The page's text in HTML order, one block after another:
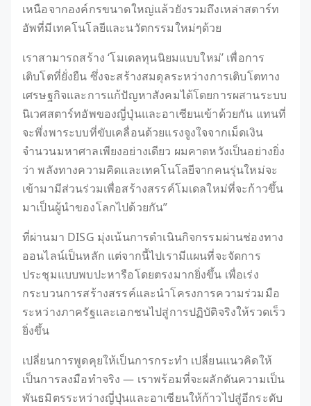
เหนือจากองค์กรขนาดใหญ่แล้วยังรวมถึงเหล่าสตาร์ท
อัพที่มีเทคโนโลยีและนวัตกรรมใหม่ๆด้วย
เราสามารถสร้าง ‘โมเดลทุนนิยมแบบใหม่’ เพื่อการ
เติบโตที่ยั่งยืน ซึ่งจะสร้างสมดุลระหว่างการเติบโตทาง
เศรษฐกิจและการแก้ปัญหาสังคมได้โดยการผสานระบบ
นิเวศสตาร์ทอัพของญี่ปุ่นและอาเซียนเข้าด้วยกัน แทนที่
จะพึ่งพาระบบที่ขับเคลื่อนด้วยแรงจูงใจจากเม็ดเงิน
จำนวนมหาศาลเพียงอย่างเดียว ผมคาดหวังเป็นอย่างยิ่ง
ว่า พลังทางความคิดและเทคโนโลยีจากคนรุ่นใหม่จะ
เข้ามามีส่วนร่วมเพื่อสร้างสรรค์โมเดลใหม่ที่จะก้าวขึ้น
มาเป็นผู้นำของโลกไปด้วยกัน”
ที่ผ่านมา DISG มุ่งเน้นการดำเนินกิจกรรมผ่านช่องทาง
ออนไลน์เป็นหลัก แต่จากนี้ไปเรามีแผนที่จะจัดการ
ประชุมแบบพบปะหารือโดยตรงมากยิ่งขึ้น เพื่อเร่ง
กระบวนการสร้างสรรค์และนำโครงการความร่วมมือ
ระหว่างภาครัฐและเอกชนไปสู่การปฏิบัติจริงให้รวดเร็ว
ยิ่งขึ้น
เปลี่ยนการพูดคุยให้เป็นการกระทำ เปลี่ยนแนวคิดให้
เป็นการลงมือทำจริง — เราพร้อมที่จะผลักดันความเป็น
พันธมิตรระหว่างญี่ปุ่นและอาเซียนให้ก้าวไปสู่อีกระดับ